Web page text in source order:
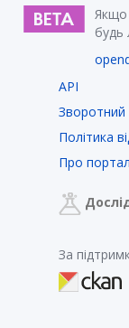
Якщо
будь
API
Зворотний
Політика
Про портал
За